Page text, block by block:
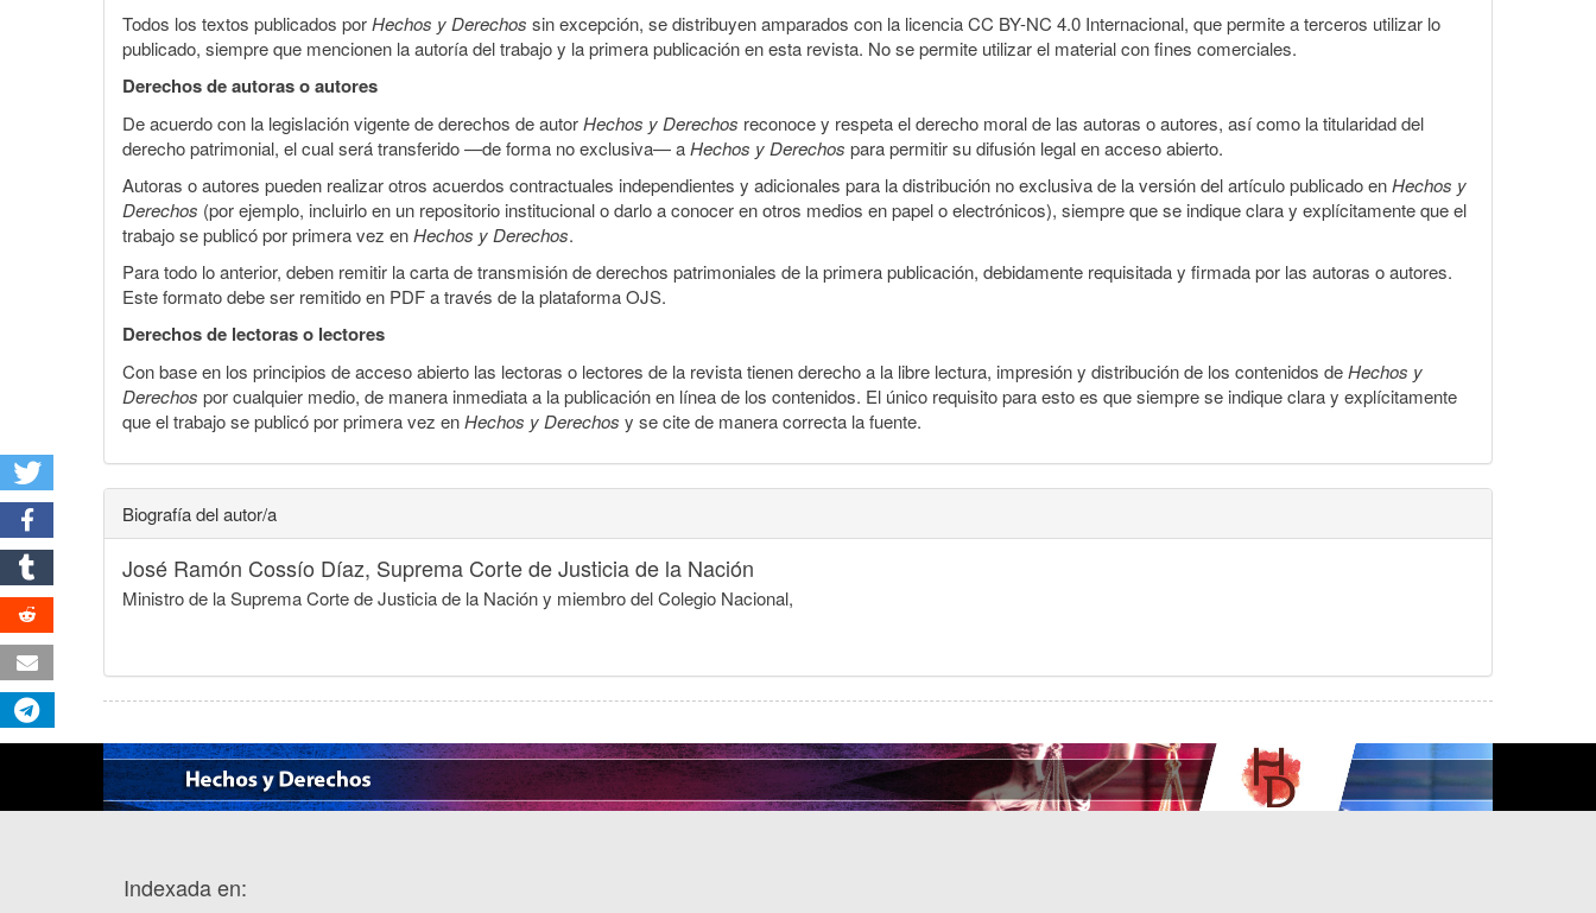
Todos los textos publicados porHechos y Derechos sin excepción, se distribuyen amparados con la licencia CC BY-NC 4.0 Internacional, que permite a terceros utilizar lo
publicado, siempre que mencionen la autoría del trabajo y la primera publicación en esta revista. No se permite utilizar el material con fines comerciales.
Derechos de autoras o autores
De acuerdo con la legislación vigente de derechos de autorHechos y Derechos reconoce y respeta el derecho moral de las autoras o autores, así como la titularidad del
derecho patrimonial, el cual será transferido —de forma no exclusiva— aHechos y Derechos para permitir su difusión legal en acceso abierto.
Autoras o autores pueden realizar otros acuerdos contractuales independientes y adicionales para la distribución no exclusiva de la versión del artículo publicado enHechos y
Derechos (por ejemplo, incluirlo en un repositorio institucional o darlo a conocer en otros medios en papel o electrónicos), siempre que se indique clara y explícitamente que el
trabajo se publicó por primera vez enHechos y Derechos.
Para todo lo anterior, deben remitir la carta de transmisión de derechos patrimoniales de la primera publicación, debidamente requisitada y firmada por las autoras o autores.
Este formato debe ser remitido en PDF a través de la plataforma OJS.
Derechos de lectoras o lectores
Con base en los principios de acceso abierto las lectoras o lectores de la revista tienen derecho a la libre lectura, impresión y distribución de los contenidos deHechos y
Derechos por cualquier medio, de manera inmediata a la publicación en línea de los contenidos. El único requisito para esto es que siempre se indique clara y explícitamente
que el trabajo se publicó por primera vez enHechos y Derechos y se cite de manera correcta la fuente.
Biografía del autor/a
José Ramón Cossío Díaz, Suprema Corte de Justicia de la Nación
Ministro de la Suprema Corte de Justicia de la Nación y miembro del Colegio Nacional,
Indexada en: